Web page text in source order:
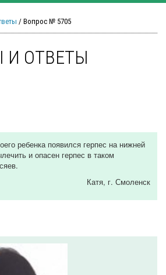
/ Вопрос № 5705
И ОТВЕТЫ
ребенка появился герпес на нижней
и опасен герпес в таком
Катя, г. Смоленск